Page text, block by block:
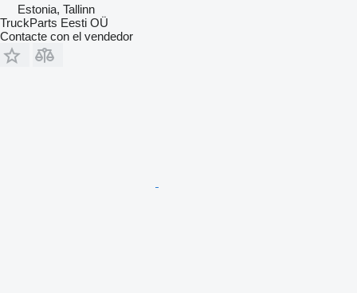
Estonia, Tallinn
TruckParts Eesti OÜ
Contacte con el vendedor